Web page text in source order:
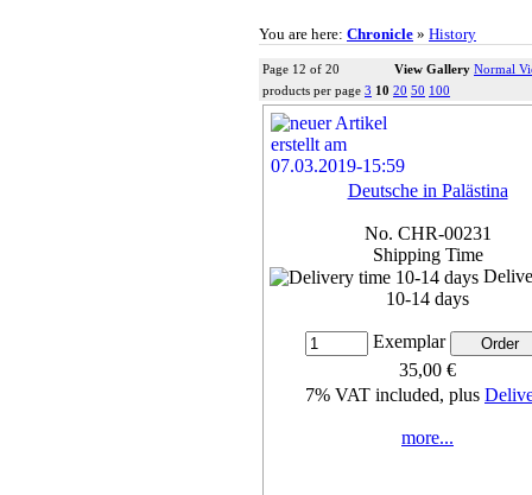
You are here: Chronicle » History
Page 12 of 20 View Gallery Normal
products per page 3 10 20 50 100
Deutsche in Palästina
No. CHR-00231
Shipping Time
10-14 days
Exemplar
35,00 €
7% VAT included, plus
more...